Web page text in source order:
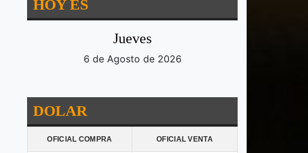
HOY ES
Jueves
6 de Agosto de 2026
DOLAR
OFICIAL COMPRA OFICIAL VENTA